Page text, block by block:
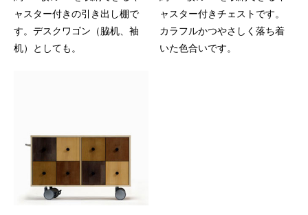
ャスター付きの引き出し棚で
す。デスクワゴン（脇机、袖
机）としても。
ャスター付きチェストです。
カラフルかつやさしく落ち着
いた色合いです。